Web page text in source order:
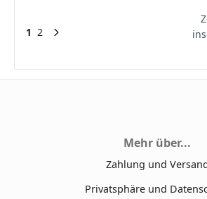
1 2
Mehr über...
Zahlung und
Privatsphäre und